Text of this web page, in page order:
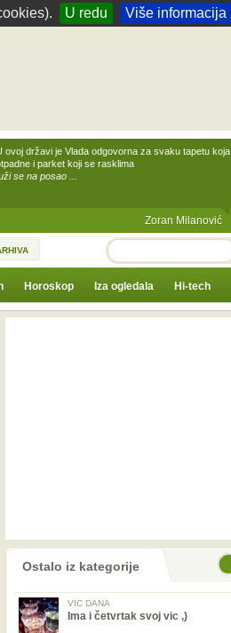
U redu Više informacija
ovoj državi je Vlada odgovorna za svaku tapetu koja
i parket koji se rasklima
se na posao ...
Zoran Milanović
TRAŽI
Horoskop Iza ogledala Hi-tech
Ostalo iz kategorije
VIC DANA
Ima i četvrtak svoj vic ,)